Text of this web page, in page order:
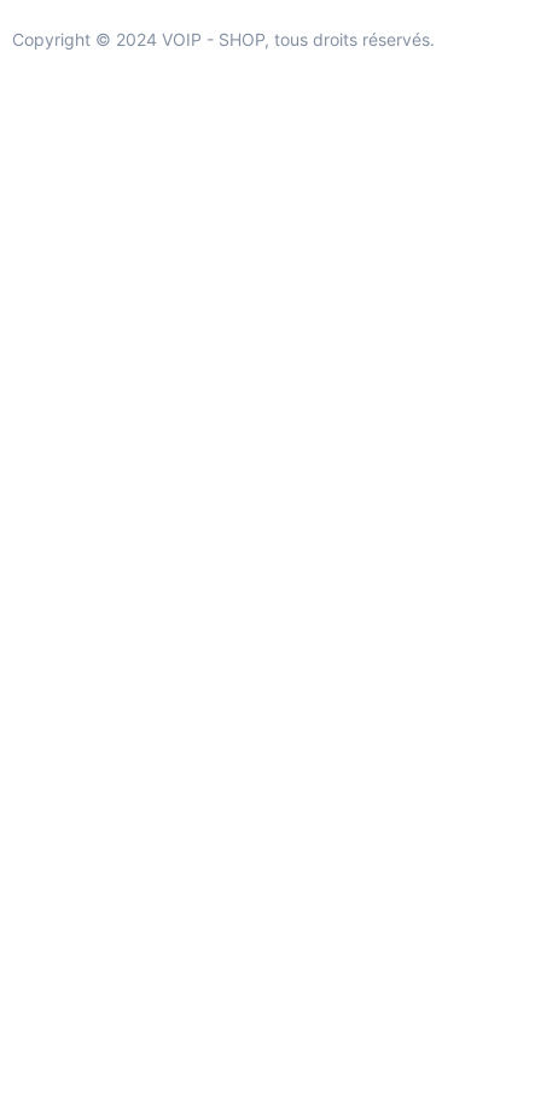
Copyright © 2024 VOIP - SHOP, tous droits réservés.